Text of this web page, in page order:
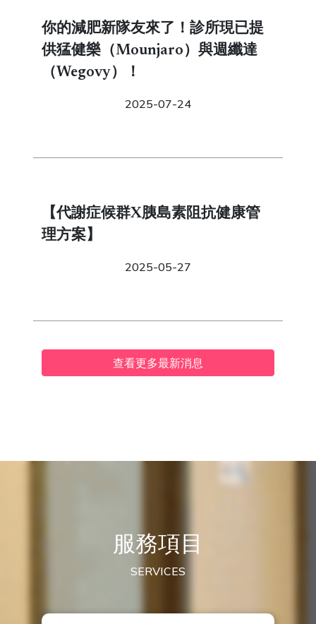
你的減肥新隊友來了！診所現已提
供猛健樂（Mounjaro）與週纖達
（Wegovy）！
2025-07-24
【代謝症候群X胰島素阻抗健康管
理方案】
2025-05-27
查看更多最新消息
服務項目
SERVICES